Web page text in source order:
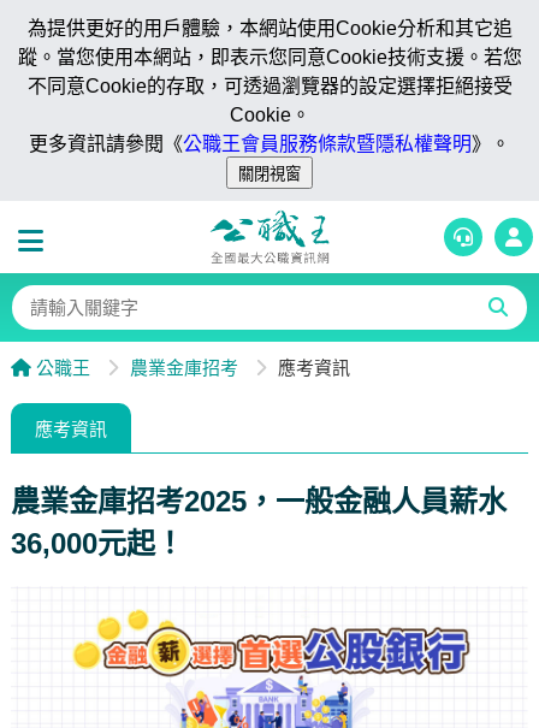
為提供更好的用戶體驗，本網站使用Cookie分析和其它追
蹤。當您使用本網站，即表示您同意Cookie技術支援。若您
不同意Cookie的存取，可透過瀏覽器的設定選擇拒絕接受
Cookie。
更多資訊請參閱《公職王會員服務條款暨隱私權聲明》。
公職王 農業金庫招考 應考資訊
應考資訊
農業金庫招考2025，一般金融人員薪水
36,000元起！